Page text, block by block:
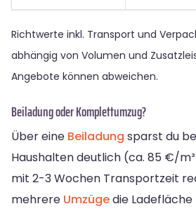
Richtwerte inkl. Transport und
abhängig von Volumen und
Angebote können abweichen.
Beiladung oder Komplettumzug?
Über eine Beiladung sparst du
Haushalten deutlich (ca. 85 €/
mit 2-3 Wochen Transportzeit
mehrere Umzügedie Ladefläche